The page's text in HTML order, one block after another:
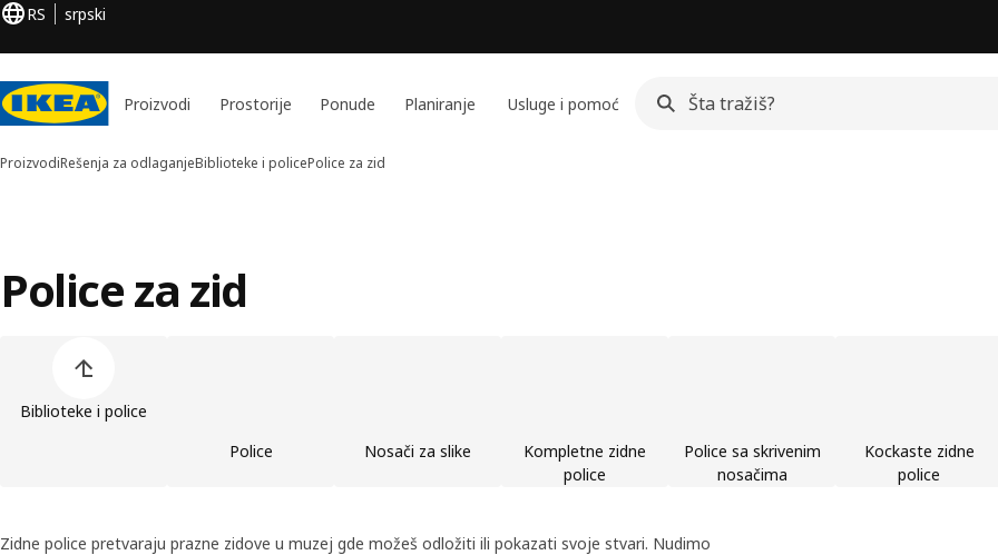
RS srpski
Proizvodi Prostorije Ponude Planiranje Usluge i pomoć
ProizvodiRešenja za odlaganjeBiblioteke i policePolice za zid
Police za zid
Biblioteke i police
Police
Nosači za slike
Kompletne zidne
police
Police sa skrivenim
nosačima
Kockaste zidne
police
Zidne police pretvaraju prazne zidove u muzej gde možeš odložiti ili pokazati svoje stvari. Nudimo